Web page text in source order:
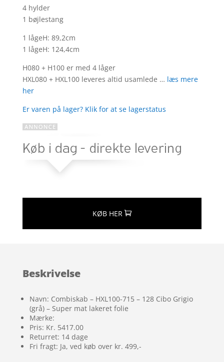
som
ud af 5
baseret
på
kundebedø
mmelser
4 hylder
1 bøjlestang
1 lågeH: 89,2cm
1 lågeH: 124,4cm
H080 + H100 er med 4 låger
HXL080 + HXL100 leveres altid usamlede … læs mere
her
Er varen på lager? Klik for at se lagerstatus
KØB HER
Beskrivelse
Navn: Combiskab – HXL100-715 – 128 Cibo Grigio
(grå) – Super mat lakeret folie
Mærke:
Pris: Kr. 5417.00
Returret: 14 dage
Fri fragt: Ja, ved køb over kr. 499,-